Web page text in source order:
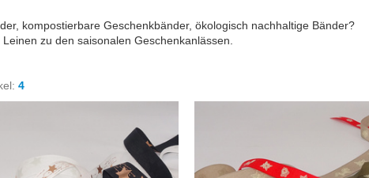
kompostierbare Geschenkbänder, ökologisch nachhaltige Bänder?
zu den saisonalen Geschenkanlässen.
4